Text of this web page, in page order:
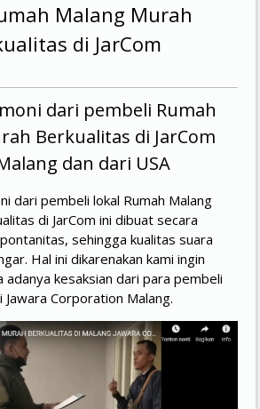
Malang Murah
di JarCom
dari pembeli Rumah
Berkualitas di JarCom
dan dari USA
dari pembeli lokal Rumah Malang
di JarCom ini dibuat secara
sehingga kualitas suara
Hal ini dikarenakan kami ingin
adanya kesaksian dari para pembeli
Jawara Corporation Malang.